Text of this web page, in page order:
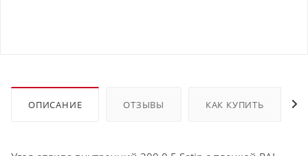
ОПИСАНИЕ ОТЗЫВЫ КАК КУПИТЬ